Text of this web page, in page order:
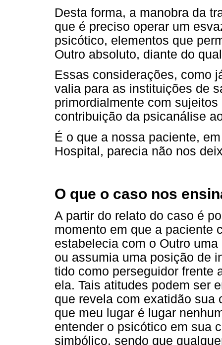
Desta forma, a manobra da
que é preciso operar um
psicótico, elementos que
Outro absoluto, diante do
Essas considerações, como
valia para as instituições de
primordialmente com
contribuição da psicanálise
É o que a nossa paciente,
Hospital, parecia não nos
O que o caso nos
A partir do relato do caso é
momento em que a paciente
estabelecia com o Outro
ou assumia uma posição de
tido como perseguidor frente
ela. Tais atitudes podem ser
que revela com exatidão sua
que meu lugar é lugar
entender o psicótico em sua
simbólico, sendo que